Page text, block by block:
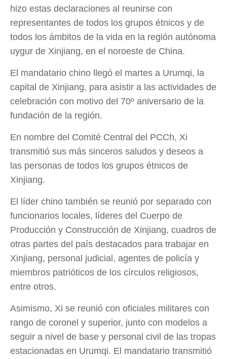
hizo estas declaraciones al reunirse con
representantes de todos los grupos étnicos y de
todos los ámbitos de la vida en la región autónoma
uygur de Xinjiang, en el noroeste de China.
El mandatario chino llegó el martes a Urumqi, la
capital de Xinjiang, para asistir a las actividades de
celebración con motivo del 70º aniversario de la
fundación de la región.
En nombre del Comité Central del PCCh, Xi
transmitió sus más sinceros saludos y deseos a
las personas de todos los grupos étnicos de
Xinjiang.
El líder chino también se reunió por separado con
funcionarios locales, líderes del Cuerpo de
Producción y Construcción de Xinjiang, cuadros de
otras partes del país destacados para trabajar en
Xinjiang, personal judicial, agentes de policía y
miembros patrióticos de los círculos religiosos,
entre otros.
Asimismo, Xi se reunió con oficiales militares con
rango de coronel y superior, junto con modelos a
seguir a nivel de base y personal civil de las tropas
estacionadas en Urumqi. El mandatario transmitió